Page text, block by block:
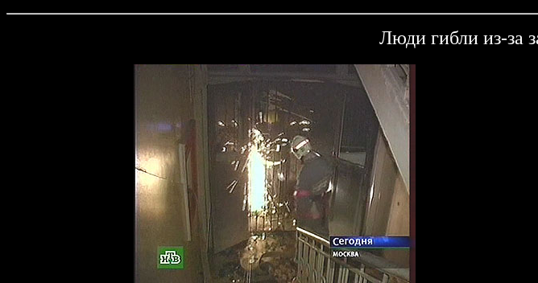
Люди гибли из-за